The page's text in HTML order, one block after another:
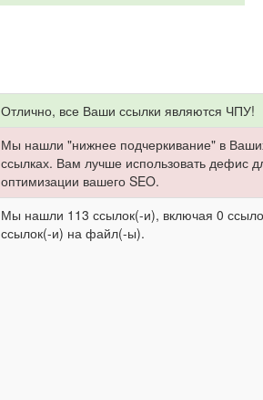
Отлично, все Ваши ссылки являются ЧПУ!
Мы нашли "нижнее подчеркивание" в
ссылках. Вам лучше использовать дефис
оптимизации вашего SEO.
Мы нашли 113 ссылок(-и), включая 0
ссылок(-и) на файл(-ы).